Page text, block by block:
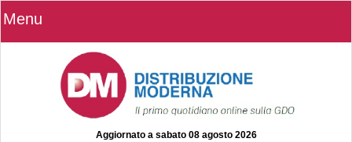
Menu
Aggiornato a sabato 08 agosto 2026